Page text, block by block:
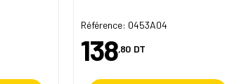
Référence: 0453A04
138,80 DT